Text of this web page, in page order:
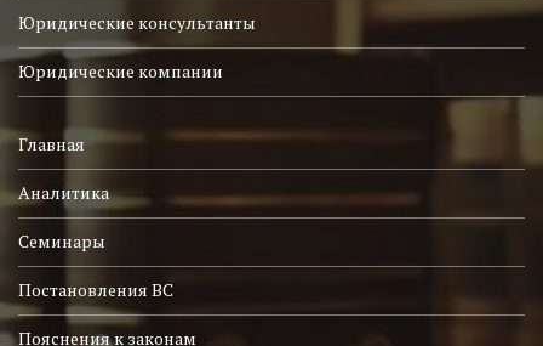
Юридические консультанты
Юридические компании
Главная
Аналитика
Семинары
Постановления ВС
Пояснения к законам